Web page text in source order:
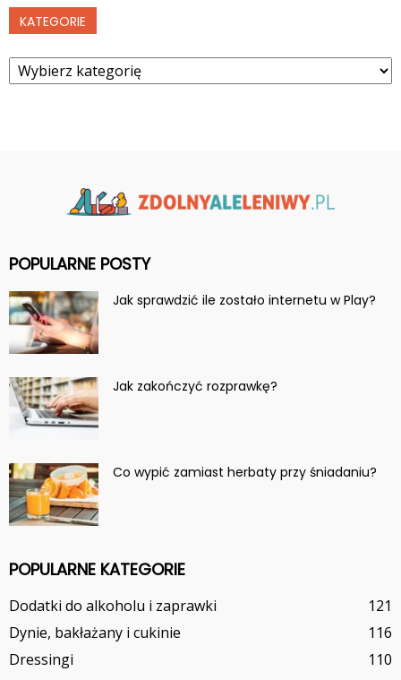
KATEGORIE
Kategorie
POPULARNE POSTY
Jak sprawdzić ile zostało internetu w Play?
Jak zakończyć rozprawkę?
Co wypić zamiast herbaty przy śniadaniu?
POPULARNE KATEGORIE
Dodatki do alkoholu i zaprawki
121
Dynie, bakłażany i cukinie
116
Dressingi
110